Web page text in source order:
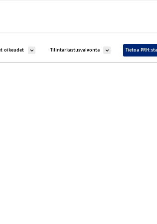
Yritykset ja yhteisöt
oikeudet Avaa alavalikko kohteelle Aineettomat oikeudet
Tilintarkastusvalvonta Avaa alavalikkoTietoa PRH:sta